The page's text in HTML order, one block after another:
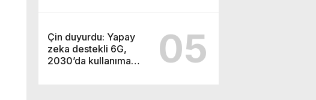
Çin duyurdu: Yapay
zeka destekli 6G,
2030’da kullanıma
05